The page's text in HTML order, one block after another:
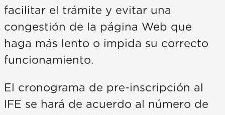
facilitar el trámite y evitar una
congestión de la página Web que
haga más lento o impida su correcto
funcionamiento.
El cronograma de pre-inscripción al
IFE se hará de acuerdo al número de